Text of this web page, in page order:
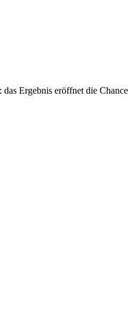
Ergebnis eröffnet die